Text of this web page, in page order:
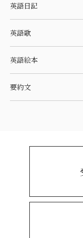
英語日記
英語歌
英語絵本
要約文